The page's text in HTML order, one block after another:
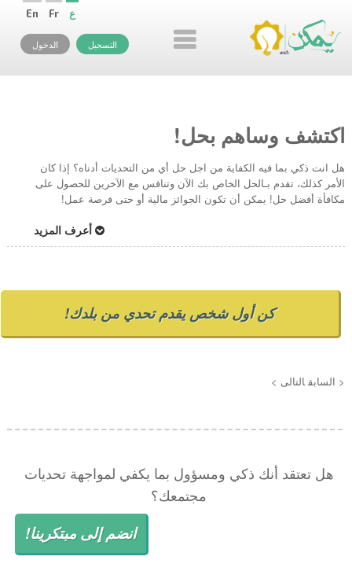
En Fr ع
التسجيل الدخول
اكتشف وساهم بحل!
هل انت ذكي بما فيه الكفاية من اجل حل أي من التحديات أدناه؟ إذا كان
الأمر كذلك، تقدم بـالحل الخاص بك الآن وتنافس مع الآخرين للحصول على
مكافأة أفضل حل! يمكن أن تكون الجوائز مالية أو حتى فرصة عمل!
أعرف المزيد
كن أول شخص يقدم تحدي من بلدك!
< السابق التالى >
هل تعتقد أنك ذكي ومسؤول بما يكفي لمواجهة تحديات
مجتمعك؟
انضم إلى مبتكرينا!